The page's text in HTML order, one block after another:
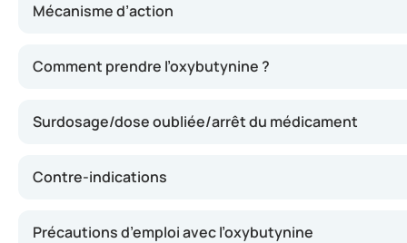
Mécanisme d’action
Comment prendre l’oxybutynine ?
Surdosage/dose oubliée/arrêt du médicament
Contre-indications
Précautions d’emploi avec l’oxybutynine